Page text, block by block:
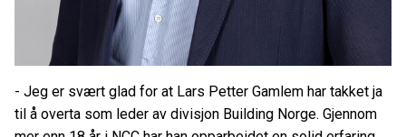
- Jeg er svært glad for at Lars Petter Gamlem har takket ja
til å overta som leder av divisjon Building Norge. Gjennom